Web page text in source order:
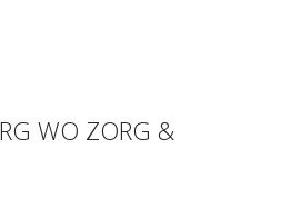
WO ZORG &